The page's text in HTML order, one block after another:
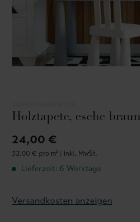
Holztapete, esche braun
24,00 €
32,00 € pro m² | inkl. MwSt.
Lieferzeit: 6 Werktage
Versandkosten anzeigen